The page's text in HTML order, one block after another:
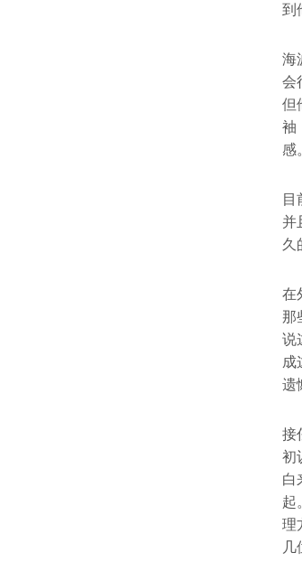
到
海
会
但
袖
感。
目
并
久
在
那
说
成
遗
接
初
白
起
理
几